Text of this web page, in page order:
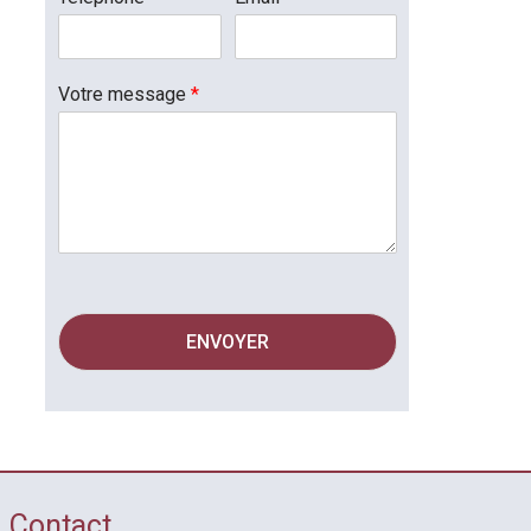
Votre message *
ENVOYER